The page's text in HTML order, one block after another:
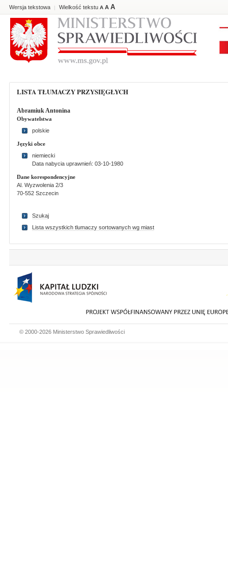
Wersja tekstowa | Wielkość tekstu A A A
LISTA TŁUMACZY PRZYSIĘGŁYCH
Abramiuk Antonina
Obywatelstwa
polskie
Języki obce
niemiecki
Data nabycia uprawnień: 03-10-1980
Dane korespondencyjne
Al. Wyzwolenia 2/3
70-552 Szczecin
Szukaj
Lista wszystkich tlumaczy sortowanych wg miast
© 2000-2026 Ministerstwo Sprawiedliwości